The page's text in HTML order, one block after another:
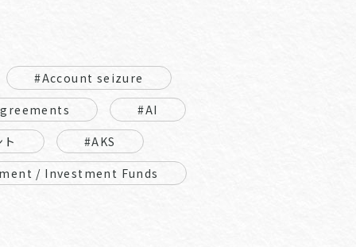
#Account seizure
#AI
#AKS
/ Investment Funds